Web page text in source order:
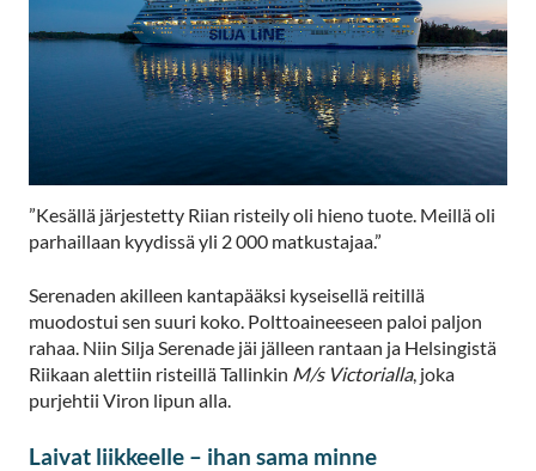
”Kesällä järjestetty Riian risteily oli hieno tuote. Meillä oli
parhaillaan kyydissä yli 2 000 matkustajaa.”
Serenaden akilleen kantapääksi kyseisellä reitillä
muodostui sen suuri koko. Polttoaineeseen paloi paljon
rahaa. Niin Silja Serenade jäi jälleen rantaan ja Helsingistä
Riikaan alettiin risteillä Tallinkin M/s Victorialla, joka
purjehtii Viron lipun alla.
Laivat liikkeelle – ihan sama minne